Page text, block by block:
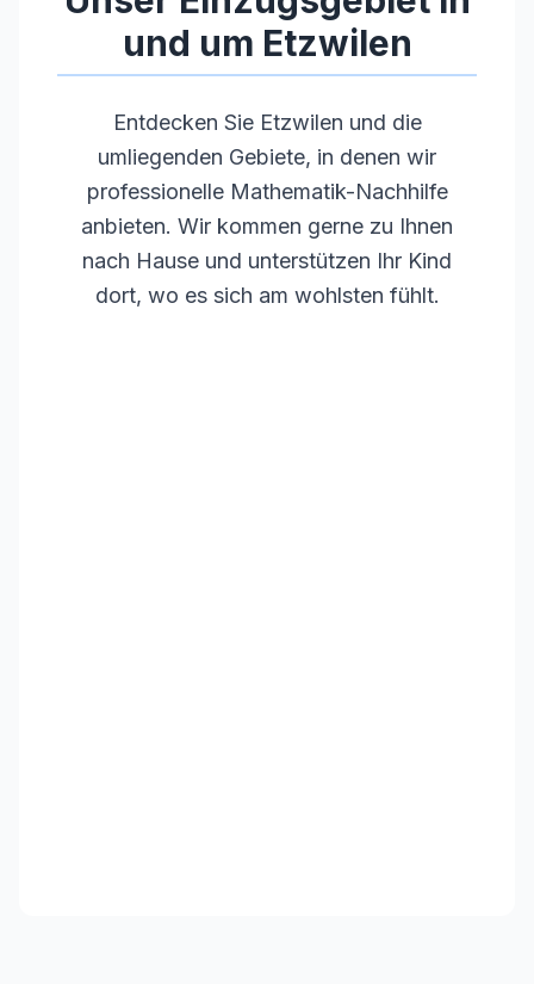
und um Etzwilen
Entdecken Sie Etzwilen und die
umliegenden Gebiete, in denen wir
professionelle Mathematik-Nachhilfe
anbieten. Wir kommen gerne zu Ihnen
nach Hause und unterstützen Ihr Kind
dort, wo es sich am wohlsten fühlt.